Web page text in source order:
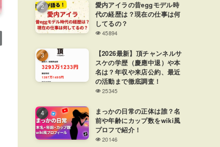
愛内アイラの昔eggモデル時
代の経歴は？現在の仕事は何
してるの？
45894
【2026最新】頂チャンネルサ
スケの学歴（慶應中退）や本
名は？年収や来店公約、最近
の活動まで徹底調査！
25345
まっかの日常の正体は誰？名
前や年齢にカップ数をwiki風
プロフで紹介！
20146